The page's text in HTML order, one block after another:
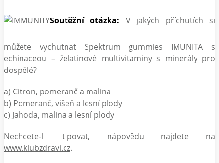
Soutěžní otázka: V jakých příchutích si
můžete vychutnat Spektrum gummies IMUNITA s
echinaceou – želatinové multivitaminy s minerály pro
dospělé?
a) Citron, pomeranč a malina
b) Pomeranč, višeň a lesní plody
c) Jahoda, malina a lesní plody
Nechcete-li tipovat, nápovědu najdete na
www.klubzdravi.cz.